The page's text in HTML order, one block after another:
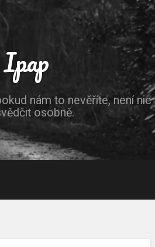
Ipap
nám to nevěříte, není
osobně.